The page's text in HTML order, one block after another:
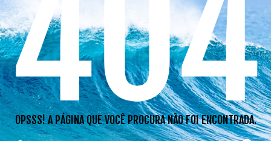
OPSSS! A PÁGINA QUE VOCÊ PROCURA NÃO FOI ENCONTRADA.